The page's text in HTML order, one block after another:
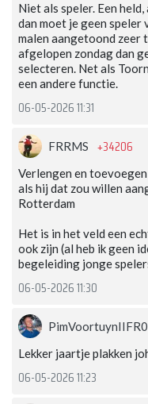
Niet als speler. Een
dan moet je geen
malen aangetoond zeer
afgelopen zondag dan
selecteren. Net als
een andere functie.
06-05-2026 11:31
FRRMS +34206
Verlengen en
als hij dat zou willen
Rotterdam
Het is in het veld een
ook zijn (al heb ik geen
begeleiding jonge
06-05-2026 11:30
Lekker jaartje plakken
06-05-2026 11:23